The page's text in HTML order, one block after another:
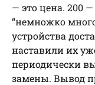
— это цена. 200 —
“немножко
устройства
наставили их
периодически
замены. Вывод